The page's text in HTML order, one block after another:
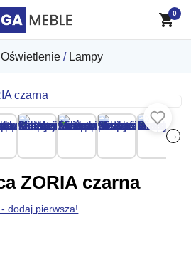
Oświetlenie / Lampy
→
ZORIA czarna
dodaj pierwsza!
0